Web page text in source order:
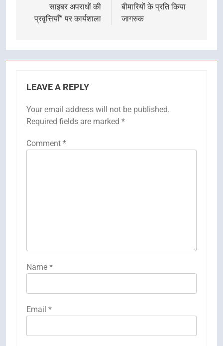
साइबर अपराधों की
प्रवृत्तियाँ” पर कार्यशाला
बीमारियों के प्रति किया
जागरुक
LEAVE A REPLY
Your email address will not be published.
Required fields are marked *
Comment *
Name *
Email *